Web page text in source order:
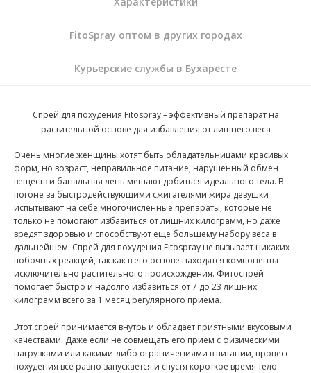
FitoSpray оптом в других городах
Курьерские службы в Бухаресте
Спрей для похудения Fitospray – эффективный препарат на
растительной основе для избавления от лишнего веса
Очень многие женщины хотят быть обладательницами красивых
форм, но возраст, неправильное питание, нарушенный обмен
веществ и банальная лень мешают добиться идеального тела. В
погоне за быстродействующими сжигателями жира девушки
испытывают на себе многочисленные препараты, которые не
только не помогают избавиться от лишних килограмм, но даже
вредят здоровью и способствуют еще большему набору веса в
дальнейшем. Спрей для похудения Fitospray не вызывает никаких
побочных реакций, так как в его основе находятся компоненты
исключительно растительного происхождения. Фитоспрей
помогает быстро и надолго избавиться от 7 до 23 лишних
килограмм всего за 1 месяц регулярного приема.
Этот спрей принимается внутрь и обладает приятными вкусовыми
качествами. Даже если не совмещать его прием с физическими
нагрузками или какими-либо ограничениями в питании, процесс
похудения все равно запускается и спустя короткое время тело